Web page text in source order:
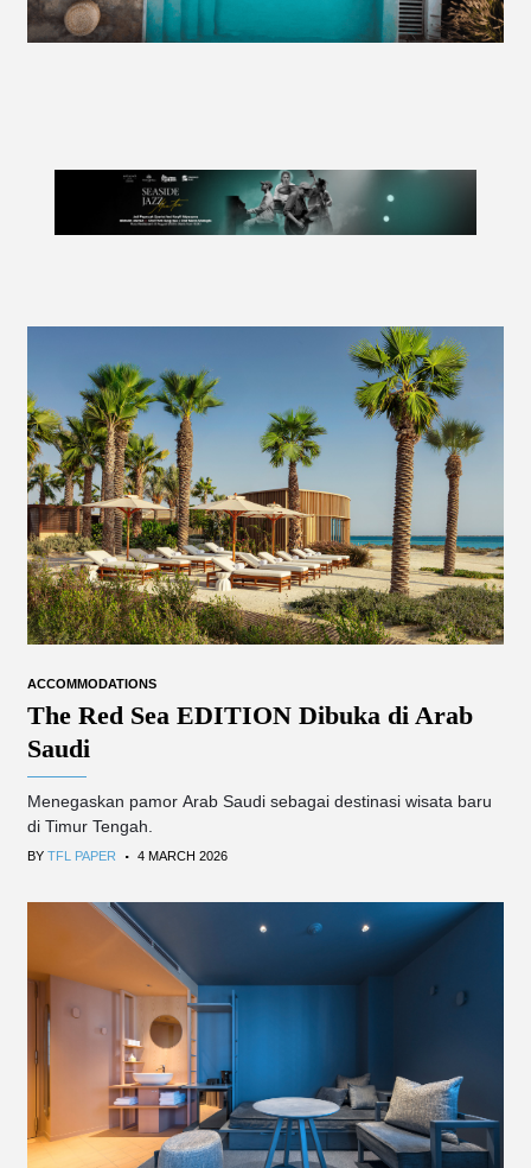
ACCOMMODATIONS
The Red Sea EDITION Dibuka di Arab
Saudi
Menegaskan pamor Arab Saudi sebagai destinasi wisata baru
di Timur Tengah.
BY TFL PAPER . 4 MARCH 2026